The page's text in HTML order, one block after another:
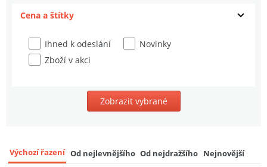
Cena a štítky
Ihned k odeslání
Novinky
Zboží v akci
Zobrazit vybrané
Výchozí řazení Od nejlevnějšího Od nejdražšího Nejnovější